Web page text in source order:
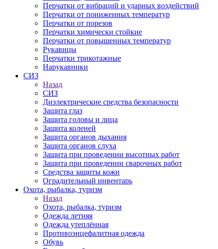
Перчатки от вибраций и ударных воздействий
Перчатки от пониженных температур
Перчатки от порезов
Перчатки химически стойкие
Перчатки от повышенных температур
Рукавицы
Перчатки трикотажные
Нарукавники
СИЗ
Назад
СИЗ
Диэлектрические средства безопасности
Защита глаз
Защита головы и лица
Защита коленей
Защита органов дыхания
Защита органов слуха
Защита при проведении высотных работ
Защита при проведении сварочных работ
Средства защиты кожи
Оградительный инвентарь
Охота, рыбалка, туризм
Назад
Охота, рыбалка, туризм
Одежда летняя
Одежда утеплённая
Противоэнцефалитная одежда
Обувь